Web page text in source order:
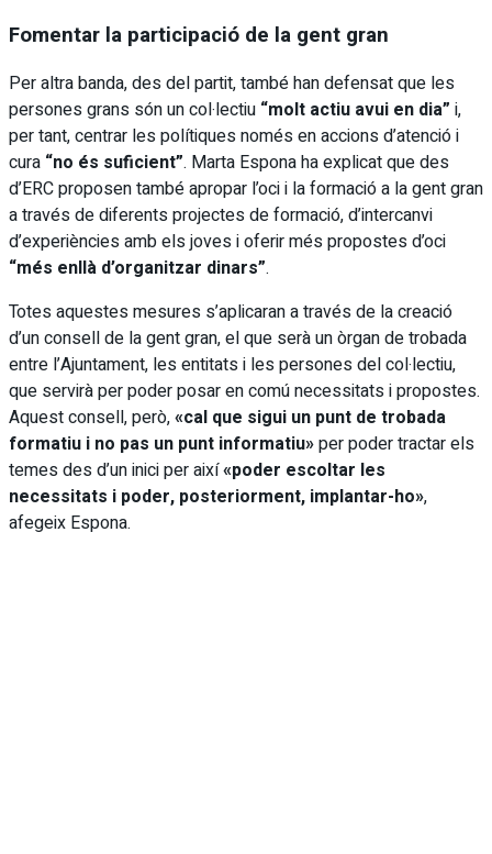
Fomentar la participació de la gent gran
Per altra banda, des del partit, també han defensat que les
persones grans són un col·lectiu “molt actiu avui en dia” i,
per tant, centrar les polítiques només en accions d’atenció i
cura “no és suficient”. Marta Espona ha explicat que des
d’ERC proposen també apropar l’oci i la formació a la gent gran
a través de diferents projectes de formació, d’intercanvi
d’experiències amb els joves i oferir més propostes d’oci
“més enllà d’organitzar dinars”.
Totes aquestes mesures s’aplicaran a través de la creació
d’un consell de la gent gran, el que serà un òrgan de trobada
entre l’Ajuntament, les entitats i les persones del col·lectiu,
que servirà per poder posar en comú necessitats i propostes.
Aquest consell, però,«cal que sigui un punt de trobada
formatiu i no pas un punt informatiu»per poder tractar els
temes des d’un inici per així«poder escoltar les
necessitats i poder, posteriorment, implantar-ho»,
afegeix Espona.